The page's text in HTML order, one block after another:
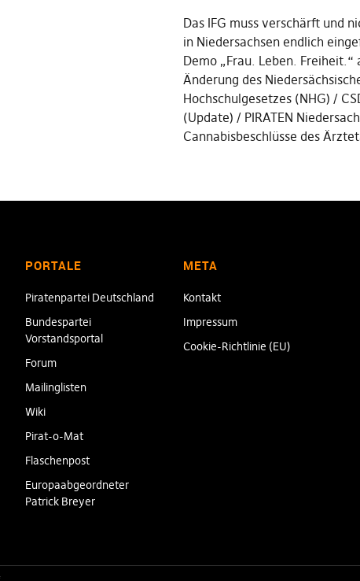
Das IFG muss verschärft und
in Niedersachsen endlich
Demo „Frau. Leben.
Änderung des
Hochschulgesetzes (NHG)
(Update)
PIRATEN
Cannabisbeschlüsse des
PORTALE
Piratenpartei Deutschland
Bundespartei
Vorstandsportal
Forum
Mailinglisten
Wiki
Pirat-o-Mat
Flaschenpost
Europaabgeordneter
Patrick Breyer
META
Kontakt
Impressum
Cookie-Richtlinie (EU)